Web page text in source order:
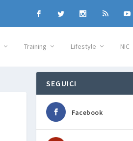
Training Lifestyle NIC
SEGUICI
Facebook